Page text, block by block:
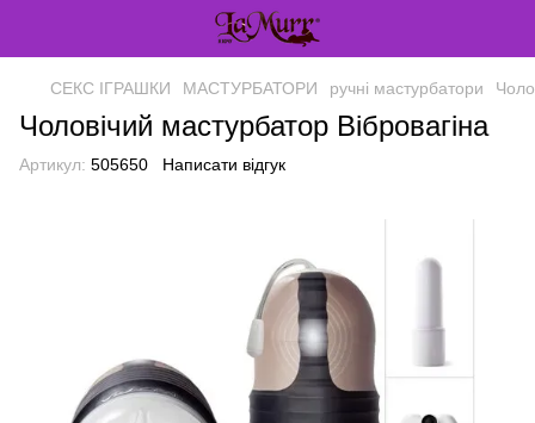
СЕКС ІГРАШКИ МАСТУРБАТОРИ ручні мастурбатори
Чоловічий мастурбатор Вібровагіна
Артикул: 505650 Написати відгук